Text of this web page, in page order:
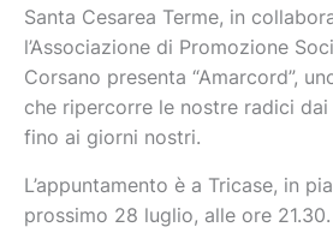
Santa Cesarea Terme, in
l’Associazione di Promozione
Corsano presenta “Amarcord”,
che ripercorre le nostre radici dai
fino ai giorni nostri.
L’appuntamento è a Tricase, in
prossimo 28 luglio, alle ore